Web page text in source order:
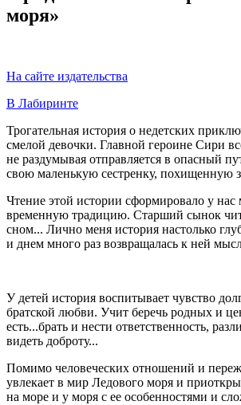
моря»
На сайте издательства
В Лабиринте
Трогательная история о недетских
смелой девочки. Главной героине Сири
не раздумывая отправляется в опасный
свою маленькую сестренку, похищенную
Чтение этой истории сформировало у нас
временную традицию. Старший сынок
сном... Лично меня история настолько
и днем много раз возвращалась к ней
У детей история воспитывает чувство
братской любви. Учит беречь родных и
есть...брать и нести ответственность,
видеть доброту...
Помимо человеческих отношений и
увлекает в мир Ледового моря и
на море и у моря с ее особенностями и